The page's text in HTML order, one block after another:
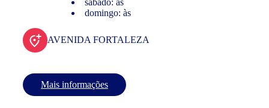
sabado: às
domingo: às
AVENIDA FORTALEZA
Mais informações